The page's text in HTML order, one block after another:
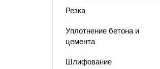
Резка
Уплотнение бетона и
цемента
Шлифование